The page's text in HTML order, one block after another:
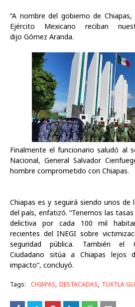
“A nombre del gobierno de
Ejército Mexicano reciban
dijo Gómez Aranda.
Finalmente el funcionario saludó al
Nacional, General Salvador
hombre comprometido con Chiapas.
Chiapas es y seguirá siendo unos
del país, enfatizó. “Tenemos las
delictiva por cada 100 mil
recientes del INEGI sobre
seguridad pública. También el
Ciudadano sitúa a Chiapas
impacto”, concluyó.
Tags: CHIAPAS DESTACADAS TUXTLA